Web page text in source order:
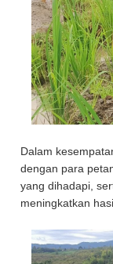
Dalam
dengan para
yang dihadapi,
meningkatkan